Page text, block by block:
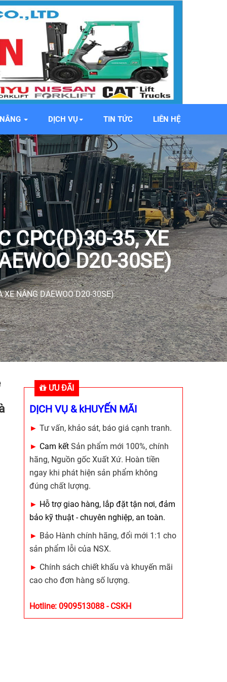
DỊCH VỤ TIN TỨC LIÊN HỆ
CPC(D)30-35, XE
D20-30SE)
XE NÂNG DAEWOO D20-30SE)
ƯU ĐÃI
DỊCH VỤ & kHUYẾN MÃI
► Tư vấn, khảo sát, báo giá cạnh tranh.
► Cam kết Sản phẩm mới 100%, chính
hãng, Nguồn gốc Xuất Xứ. Hoàn tiền
ngay khi phát hiện sản phẩm không
đúng chất lượng.
► Hỗ trợ giao hàng, lắp đặt tận nơi, đảm
bảo kỹ thuật - chuyên nghiệp, an toàn.
► Bảo Hành chính hãng, đổi mới 1:1 cho
sản phẩm lỗi của NSX.
► Chính sách chiết khấu và khuyến mãi
cao cho đơn hàng số lượng.
Hotline: 0909513088 - CSKH